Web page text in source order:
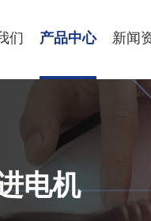
们 产品中心 新闻
电机